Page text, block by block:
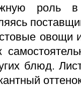
роль в
овощи
блюд.